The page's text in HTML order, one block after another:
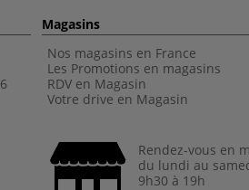
6
Magasins
Nos magasins en France
Les Promotions en magasins
RDV en Magasin
Votre drive en Magasin
Rendez-vous en
du lundi au
9h30 à 19h